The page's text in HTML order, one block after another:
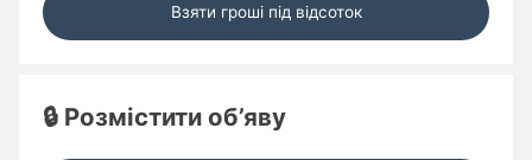
Взяти гроші під відсоток
🔒 Розмістити об’яву